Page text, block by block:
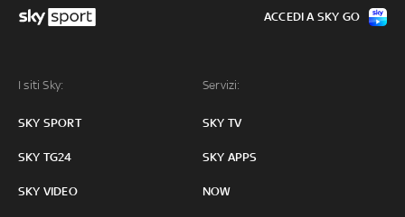
I siti Sky:
SKY SPORT
SKY TG24
SKY VIDEO
Servizi:
SKY TV
SKY APPS
NOW
ACCEDI A SKY GO